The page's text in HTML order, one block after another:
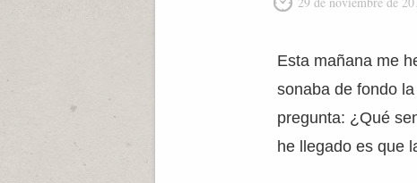
Esta mañana me
sonaba de fondo
pregunta: ¿Qué
he llegado es que